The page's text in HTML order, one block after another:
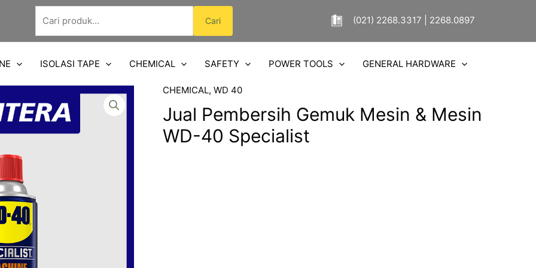
Pencarian
untuk:
Cari (021) 2268.3317 | 2268.0897
ISOLASI TAPE CHEMICAL SAFETY POWER TOOLS GENERAL HARDWARE
CHEMICAL, WD 40
Jual Pembersih Gemuk Mesin & Mesin
WD-40 Specialist